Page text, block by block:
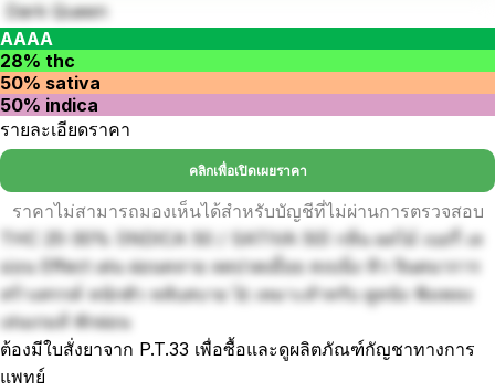
Dark Queen
AAAA
28% thc
50% sativa
50% indica
รายละเอียดราคา
คลิกเพื่อเปิดเผยราคา
ราคาไม่สามารถมองเห็นได้สำหรับบัญชีที่ไม่ผ่านการตรวจสอบ
THC 25-30% (INDICA 50 / SATIVA 50) กลิ่น ผลไม้ เบอรี่ เล
ม่อน Effect เด่น ผ่อนคลาย ลดปวดเมื่อย สงบนิ่ง หิว จินตนาการ
สร้างสรรค์ หนักตัว หลับสบาย 🚀 เหมาะสำหรับ ดูหนัง ฟังเพลง
เล่นเกมส์ พักผ่อน
ต้องมีใบสั่งยาจาก P.T.33 เพื่อซื้อและดูผลิตภัณฑ์กัญชาทางการ
แพทย์